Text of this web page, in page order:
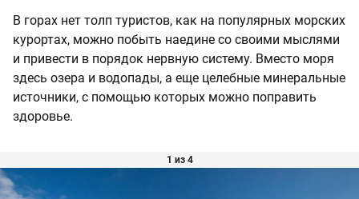
В горах нет толп туристов, как на популярных морских
курортах, можно побыть наедине со своими мыслями
и привести в порядок нервную систему. Вместо моря
здесь озера и водопады, а еще целебные минеральные
источники, с помощью которых можно поправить
здоровье.
1 из 4